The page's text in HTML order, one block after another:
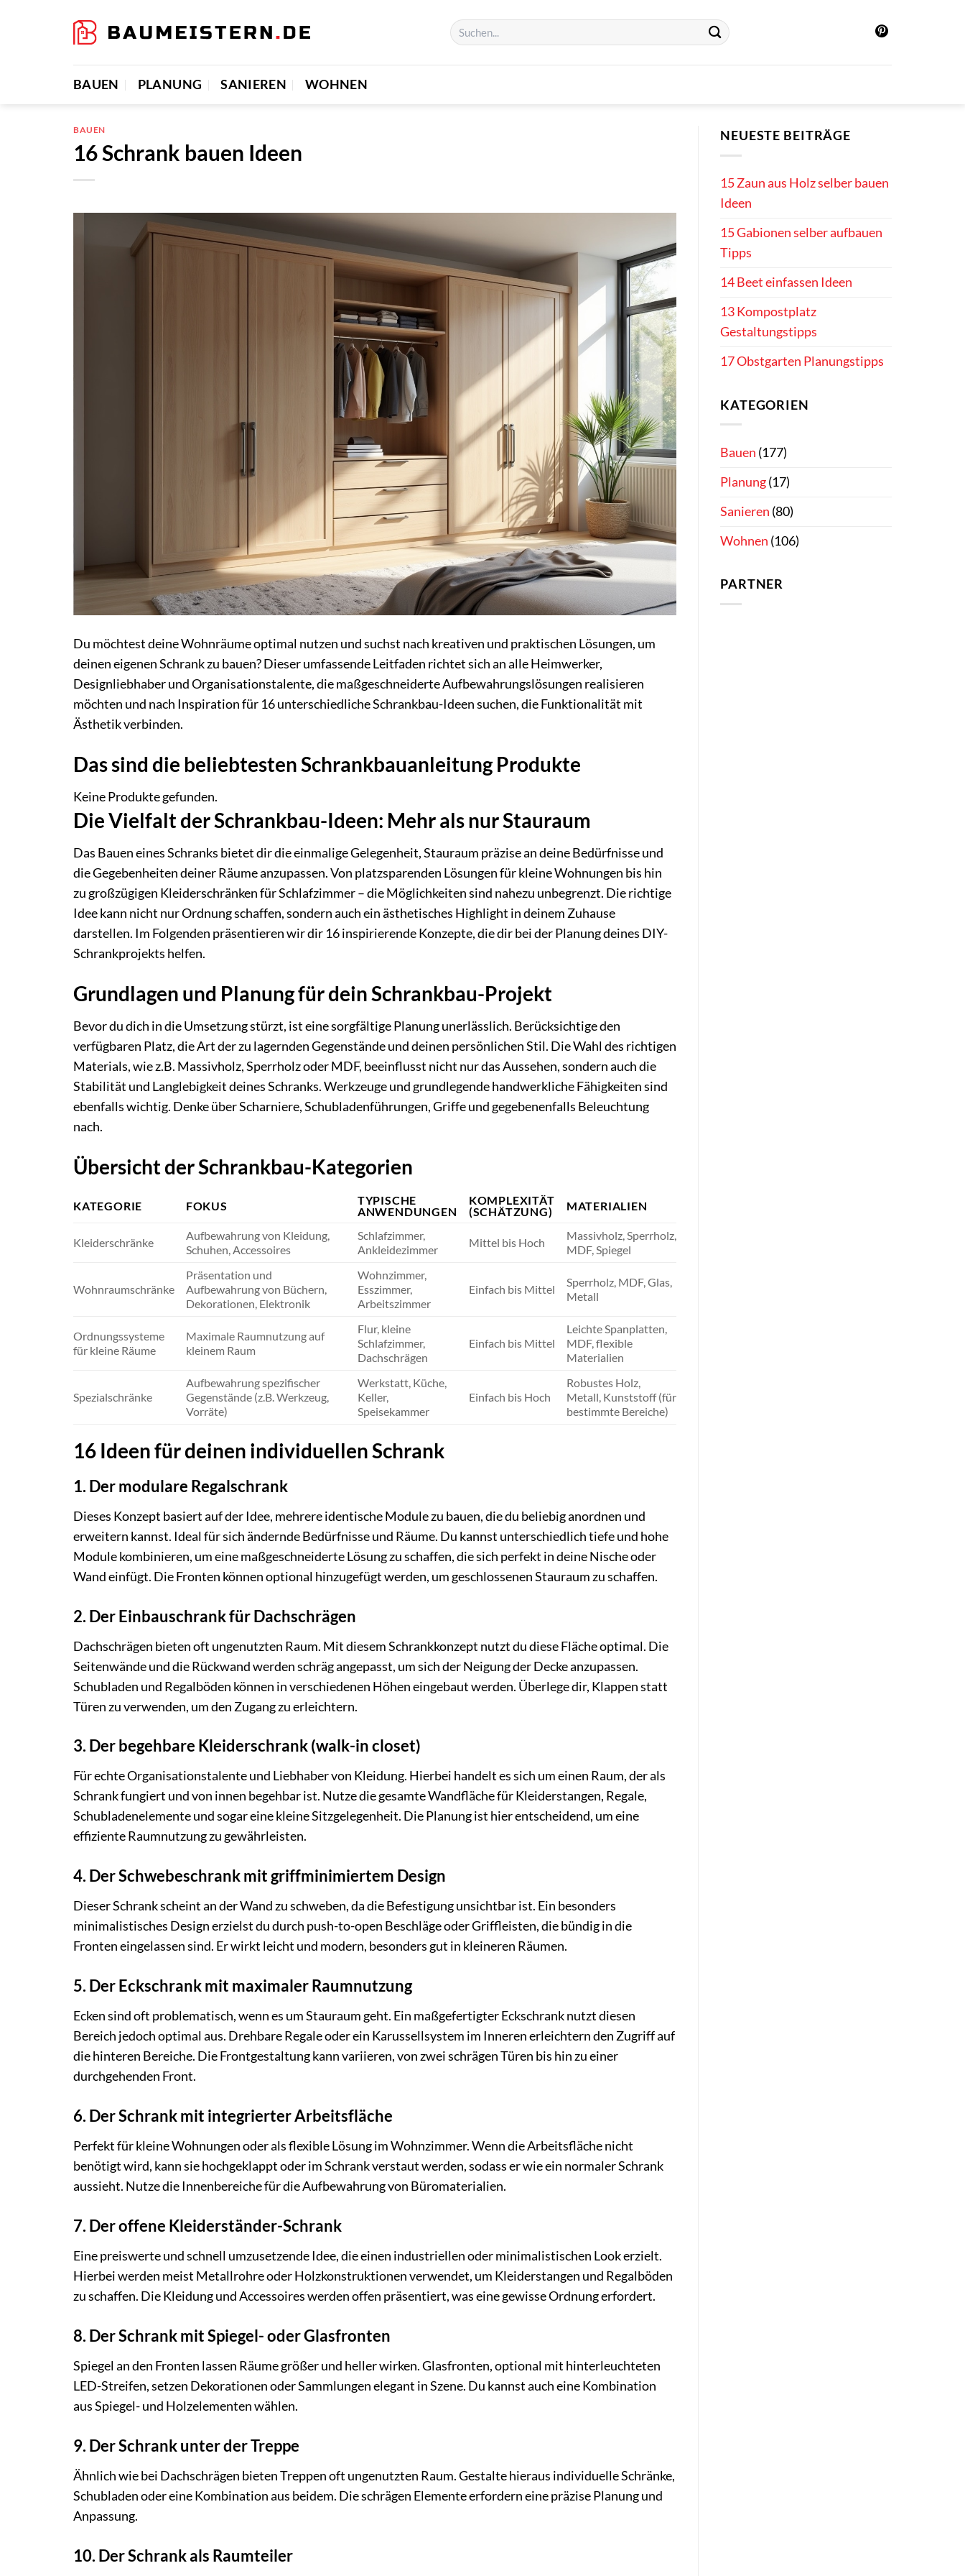
BAUEN PLANUNG SANIEREN WOHNEN
BAUEN
16 Schrank bauen Ideen
Du möchtest deine Wohnräume optimal nutzen und suchst nach kreativen und praktischen Lösungen, um
deinen eigenen Schrank zu bauen? Dieser umfassende Leitfaden richtet sich an alle Heimwerker,
Designliebhaber und Organisationstalente, die maßgeschneiderte Aufbewahrungslösungen realisieren
möchten und nach Inspiration für 16 unterschiedliche Schrankbau-Ideen suchen, die Funktionalität mit
Ästhetik verbinden.
Das sind die beliebtesten Schrankbauanleitung Produkte
Keine Produkte gefunden.
Die Vielfalt der Schrankbau-Ideen: Mehr als nur Stauraum
Das Bauen eines Schranks bietet dir die einmalige Gelegenheit, Stauraum präzise an deine Bedürfnisse und
die Gegebenheiten deiner Räume anzupassen. Von platzsparenden Lösungen für kleine Wohnungen bis hin
zu großzügigen Kleiderschränken für Schlafzimmer – die Möglichkeiten sind nahezu unbegrenzt. Die richtige
Idee kann nicht nur Ordnung schaffen, sondern auch ein ästhetisches Highlight in deinem Zuhause
darstellen. Im Folgenden präsentieren wir dir 16 inspirierende Konzepte, die dir bei der Planung deines DIY-
Schrankprojekts helfen.
Grundlagen und Planung für dein Schrankbau-Projekt
Bevor du dich in die Umsetzung stürzt, ist eine sorgfältige Planung unerlässlich. Berücksichtige den
verfügbaren Platz, die Art der zu lagernden Gegenstände und deinen persönlichen Stil. Die Wahl des richtigen
Materials, wie z.B. Massivholz, Sperrholz oder MDF, beeinflusst nicht nur das Aussehen, sondern auch die
Stabilität und Langlebigkeit deines Schranks. Werkzeuge und grundlegende handwerkliche Fähigkeiten sind
ebenfalls wichtig. Denke über Scharniere, Schubladenführungen, Griffe und gegebenenfalls Beleuchtung
nach.
Übersicht der Schrankbau-Kategorien
KATEGORIE FOKUS
TYPISCHE
ANWENDUNGEN
KOMPLEXITÄT
(SCHÄTZUNG)
MATERIALIEN
Kleiderschränke
Aufbewahrung von Kleidung,
Schuhen, Accessoires
Schlafzimmer,
Ankleidezimmer
Mittel bis Hoch
Massivholz, Sperrholz,
MDF, Spiegel
Wohnraumschränke
Präsentation und
Aufbewahrung von Büchern,
Dekorationen, Elektronik
Wohnzimmer,
Esszimmer,
Arbeitszimmer
Einfach bis Mittel
Sperrholz, MDF, Glas,
Metall
Ordnungssysteme
für kleine Räume
Maximale Raumnutzung auf
kleinem Raum
Flur, kleine
Schlafzimmer,
Dachschrägen
Einfach bis Mittel
Leichte Spanplatten,
MDF, flexible
Materialien
Spezialschränke
Aufbewahrung spezifischer
Gegenstände (z.B. Werkzeug,
Vorräte)
Werkstatt, Küche,
Keller,
Speisekammer
Einfach bis Hoch
Robustes Holz,
Metall, Kunststoff (für
bestimmte Bereiche)
16 Ideen für deinen individuellen Schrank
1. Der modulare Regalschrank
Dieses Konzept basiert auf der Idee, mehrere identische Module zu bauen, die du beliebig anordnen und
erweitern kannst. Ideal für sich ändernde Bedürfnisse und Räume. Du kannst unterschiedlich tiefe und hohe
Module kombinieren, um eine maßgeschneiderte Lösung zu schaffen, die sich perfekt in deine Nische oder
Wand einfügt. Die Fronten können optional hinzugefügt werden, um geschlossenen Stauraum zu schaffen.
2. Der Einbauschrank für Dachschrägen
Dachschrägen bieten oft ungenutzten Raum. Mit diesem Schrankkonzept nutzt du diese Fläche optimal. Die
Seitenwände und die Rückwand werden schräg angepasst, um sich der Neigung der Decke anzupassen.
Schubladen und Regalböden können in verschiedenen Höhen eingebaut werden. Überlege dir, Klappen statt
Türen zu verwenden, um den Zugang zu erleichtern.
3. Der begehbare Kleiderschrank (walk-in closet)
Für echte Organisationstalente und Liebhaber von Kleidung. Hierbei handelt es sich um einen Raum, der als
Schrank fungiert und von innen begehbar ist. Nutze die gesamte Wandfläche für Kleiderstangen, Regale,
Schubladenelemente und sogar eine kleine Sitzgelegenheit. Die Planung ist hier entscheidend, um eine
effiziente Raumnutzung zu gewährleisten.
4. Der Schwebeschrank mit griffminimiertem Design
Dieser Schrank scheint an der Wand zu schweben, da die Befestigung unsichtbar ist. Ein besonders
minimalistisches Design erzielst du durch push-to-open Beschläge oder Griffleisten, die bündig in die
Fronten eingelassen sind. Er wirkt leicht und modern, besonders gut in kleineren Räumen.
5. Der Eckschrank mit maximaler Raumnutzung
Ecken sind oft problematisch, wenn es um Stauraum geht. Ein maßgefertigter Eckschrank nutzt diesen
Bereich jedoch optimal aus. Drehbare Regale oder ein Karussellsystem im Inneren erleichtern den Zugriff auf
die hinteren Bereiche. Die Frontgestaltung kann variieren, von zwei schrägen Türen bis hin zu einer
durchgehenden Front.
6. Der Schrank mit integrierter Arbeitsfläche
Perfekt für kleine Wohnungen oder als flexible Lösung im Wohnzimmer. Wenn die Arbeitsfläche nicht
benötigt wird, kann sie hochgeklappt oder im Schrank verstaut werden, sodass er wie ein normaler Schrank
aussieht. Nutze die Innenbereiche für die Aufbewahrung von Büromaterialien.
7. Der offene Kleiderständer-Schrank
Eine preiswerte und schnell umzusetzende Idee, die einen industriellen oder minimalistischen Look erzielt.
Hierbei werden meist Metallrohre oder Holzkonstruktionen verwendet, um Kleiderstangen und Regalböden
zu schaffen. Die Kleidung und Accessoires werden offen präsentiert, was eine gewisse Ordnung erfordert.
8. Der Schrank mit Spiegel- oder Glasfronten
Spiegel an den Fronten lassen Räume größer und heller wirken. Glasfronten, optional mit hinterleuchteten
LED-Streifen, setzen Dekorationen oder Sammlungen elegant in Szene. Du kannst auch eine Kombination
aus Spiegel- und Holzelementen wählen.
9. Der Schrank unter der Treppe
Ähnlich wie bei Dachschrägen bieten Treppen oft ungenutzten Raum. Gestalte hieraus individuelle Schränke,
Schubladen oder eine Kombination aus beidem. Die schrägen Elemente erfordern eine präzise Planung und
Anpassung.
10. Der Schrank als Raumteiler
NEUESTE BEITRÄGE
15 Zaun aus Holz selber bauen
Ideen
15 Gabionen selber aufbauen
Tipps
14 Beet einfassen Ideen
13 Kompostplatz
Gestaltungstipps
17 Obstgarten Planungstipps
KATEGORIEN
Bauen (177)
Planung(17)
Sanieren (80)
Wohnen (106)
PARTNER